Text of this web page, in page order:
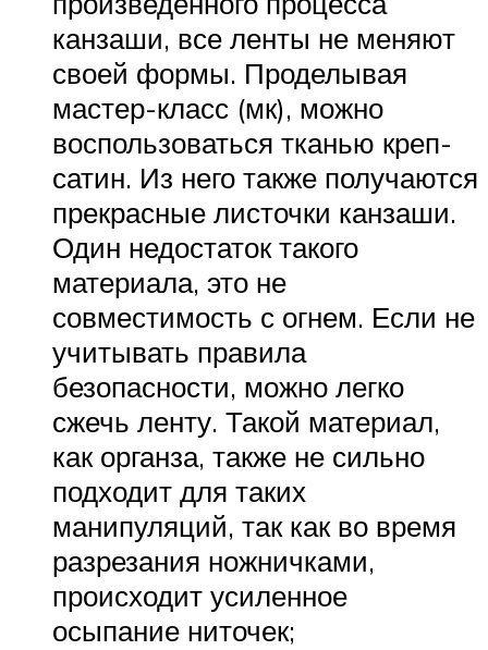
канзаши, все ленты не меняют
своей формы. Проделывая
мастер-класс (мк), можно
воспользоваться тканью креп-
сатин. Из него также получаются
прекрасные листочки канзаши.
Один недостаток такого
материала, это не
совместимость с огнем. Если не
учитывать правила
безопасности, можно легко
сжечь ленту. Такой материал,
как органза, также не сильно
подходит для таких
манипуляций, так как во время
разрезания ножничками,
происходит усиленное
осыпание ниточек;